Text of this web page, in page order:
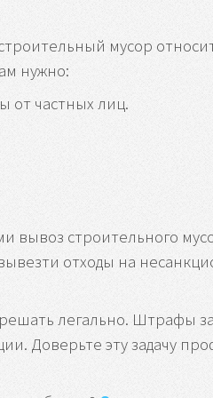
мусор
нужно:
от частных лиц.
вывоз строительного
отходы на
легально. Штрафы
Доверьте эту задачу